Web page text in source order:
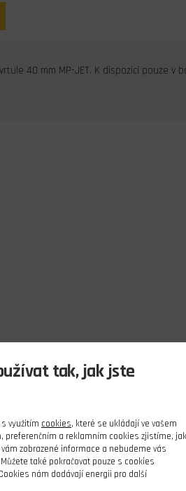
40 mm MP-JET. K dispozici pouze v
tak, jak jste
využitím cookies, které se ukládají ve vašem
preferenčním a reklamním cookies zjistíme, jak
zobrazené informace a nebudeme vás
také pokračovat pouze s cookies
nám dodávají energii pro další